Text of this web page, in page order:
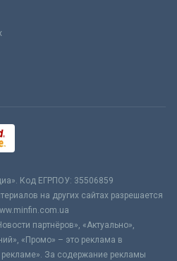
Код ЕГРПОУ: 35506859
на других сайтах разрешается
партнёров», «Актуально»,
«Промо» – это реклама в
За содержание рекламы